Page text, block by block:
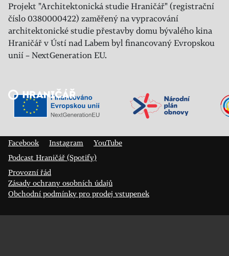
Projekt "Architektonická studie Hraničář" (registrační
číslo 0380000422) zaměřený na vypracování
architektonické studie přestavby domu bývalého kina
Hraničář v Ústí nad Labem byl financovaný Evropskou
unií – NextGeneration EU.
Veřejný sál Hraničář, spolek
Facebook
Instagram
YouTube
Podcast Hraničář (Spotify)
Provozní řád
Zásady ochrany osobních údajů
Obchodní podmínky pro prodej vstupenek